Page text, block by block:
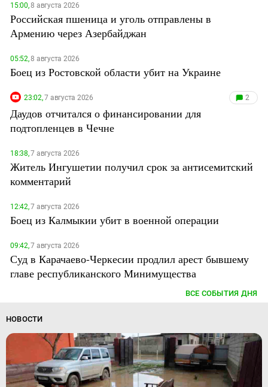
15:00,8 августа 2026
Российская пшеница и уголь отправлены в
Армению через Азербайджан
05:52,8 августа 2026
Боец из Ростовской области убит на Украине
23:02,7 августа 2026 2
Даудов отчитался о финансировании для
подтопленцев в Чечне
18:38,7 августа 2026
Житель Ингушетии получил срок за антисемитский
комментарий
12:42,7 августа 2026
Боец из Калмыкии убит в военной операции
09:42,7 августа 2026
Суд в Карачаево-Черкесии продлил арест бывшему
главе республиканского Минимущества
ВСЕ СОБЫТИЯ ДНЯ
НОВОСТИ